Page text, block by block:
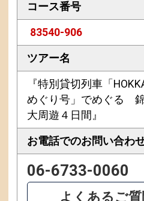
コース番号
83540-906
ツアー名
『特別貸切列車「
めぐり号」でめぐる
大周遊４日間』
お電話でのお問い合わ
06-6733-0060
よくあるご